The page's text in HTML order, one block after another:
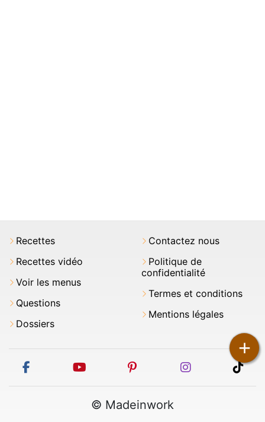
+
Recettes
Recettes vidéo
Voir les menus
Questions
Dossiers
Contactez nous
Politique de
confidentialité
Termes et conditions
Mentions légales
facebook youtube pinterest instagram
© Madeinwork